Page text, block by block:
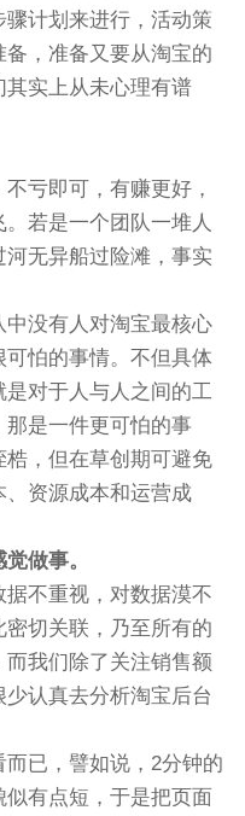
计划来进行，活动策
，准备又要从淘宝的
实上从未心理有谱
亏即可，有赚更好，
若是一个团队一堆人
无异船过险滩，事实
没有人对淘宝最核心
怕的事情。不但具体
对于人与人之间的工
是一件更可怕的事
，但在草创期可避免
资源成本和运营成
做事。
不重视，对数据漠不
切关联，乃至所有的
我们除了关注销售额
认真去分析淘宝后台
已，譬如说，2分钟的
有点短，于是把页面